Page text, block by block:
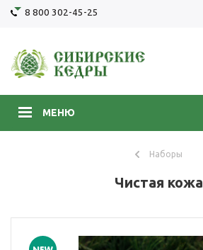
8 800 302-45-25
МЕНЮ
Наборы
Чистая кожа